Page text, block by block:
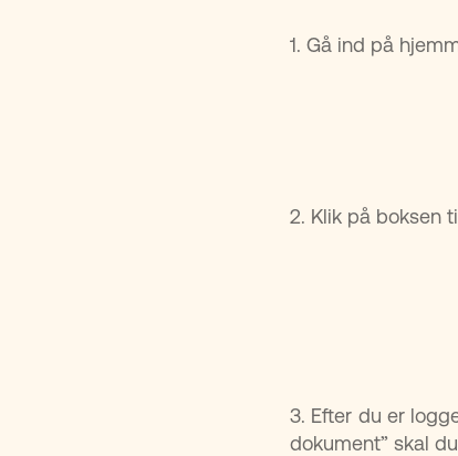
1. Gå ind på
2. Klik på boksen
3. Efter du er
dokument” skal